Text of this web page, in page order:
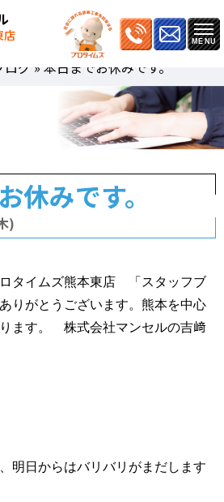
店
グ »本日までお休みです。
休みです。
)
タイムズ熊本東店 「スタッフブ
りがとうございます。熊本を中心
ます。 株式会社マンセルの吉﨑
明日からはバリバリがまだします